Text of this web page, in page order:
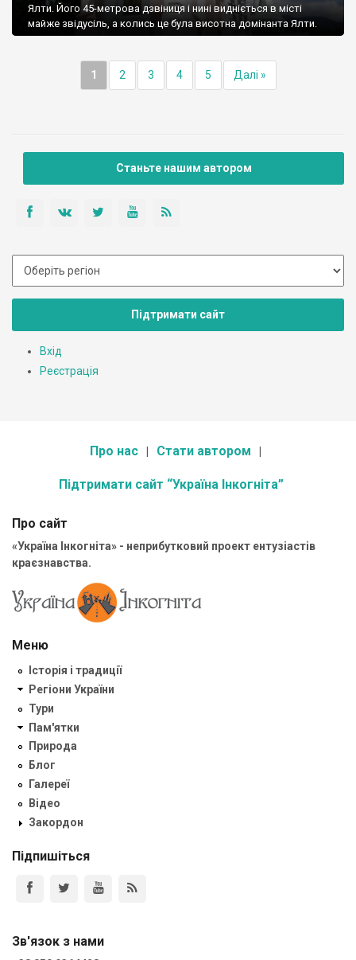
Ялти. Його 45-метрова дзвіниця і нині видніється в місті
майже звідусіль, а колись це була висотна домінанта Ялти.
1 2 3 4 5 Далі »
Станьте нашим автором
Підтримати сайт
Вхід
Реєстрація
Про нас Стати автором
Підтримати сайт “Україна Інкогніта”
Про сайт
«Україна Інкогніта» - неприбутковий проект ентузіастів
краєзнавства.
Меню
Історія і традиції
Регіони України
Тури
Пам'ятки
Природа
Блог
Галереї
Відео
Закордон
Підпишіться
Зв'язок з нами